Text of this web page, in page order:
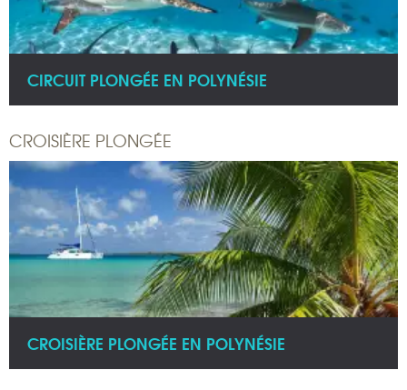
CIRCUIT PLONGÉE EN POLYNÉSIE
CROISIÈRE PLONGÉE
CROISIÈRE PLONGÉE EN POLYNÉSIE